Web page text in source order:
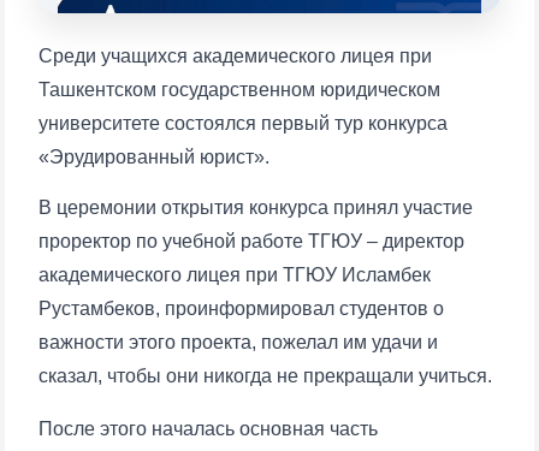
Среди учащихся академического лицея при
Ташкентском государственном юридическом
университете состоялся первый тур конкурса
«Эрудированный юрист».
В церемонии открытия конкурса принял участие
проректор по учебной работе ТГЮУ – директор
академического лицея при ТГЮУ Исламбек
Рустамбеков, проинформировал студентов о
важности этого проекта, пожелал им удачи и
сказал, чтобы они никогда не прекращали учиться.
После этого началась основная часть
✉️ Написать администратору